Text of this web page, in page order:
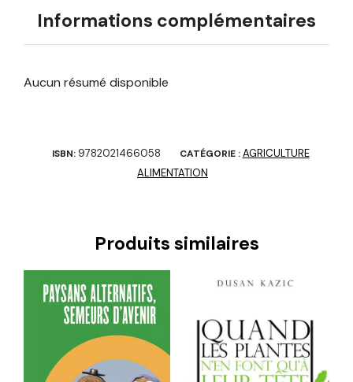
Informations complémentaires
Aucun résumé disponible
ISBN: 9782021466058 CATÉGORIE :AGRICULTURE
ALIMENTATION
Produits similaires